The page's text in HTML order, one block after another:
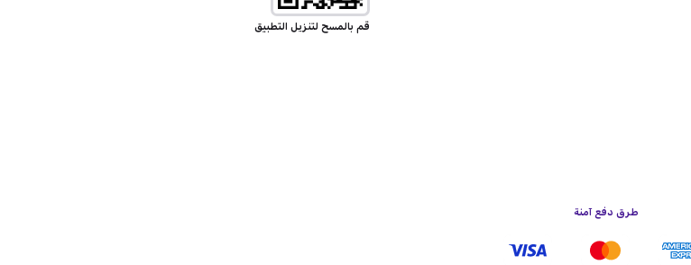
قم بالمسح لتنزيل التطبيق
طرق دفع آمنة